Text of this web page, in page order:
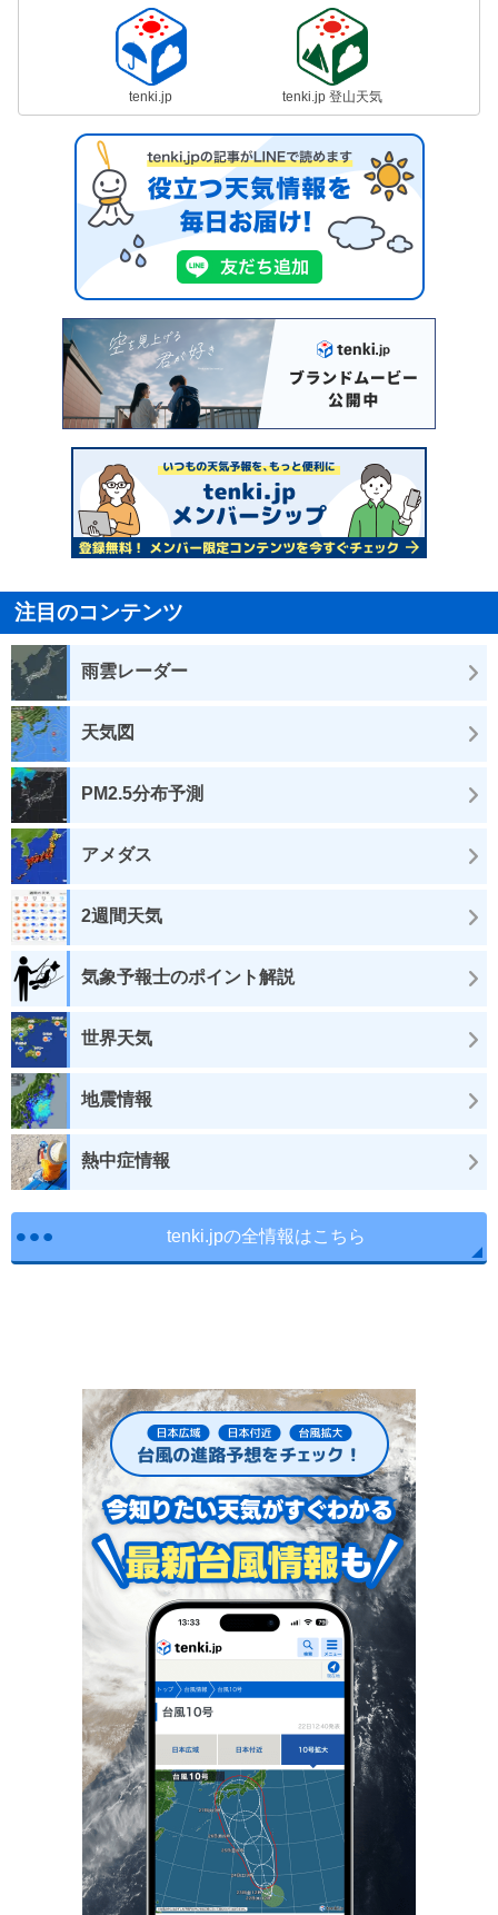
tenki.jp tenki.jp 登山天気
注目のコンテンツ
雨雲レーダー
天気図
PM2.5分布予測
アメダス
2週間天気
気象予報士のポイント解説
世界天気
地震情報
熱中症情報
tenki.jpの全情報はこちら